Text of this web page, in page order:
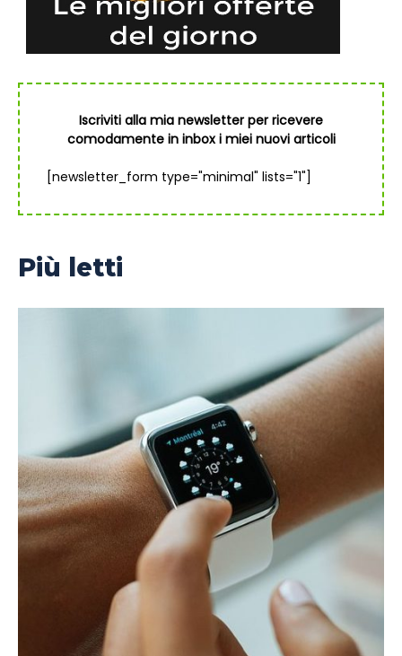
Iscriviti alla mia newsletter per ricevere
comodamente in inbox i miei nuovi articoli
[newsletter_form type="minimal" lists="1"]
Più letti